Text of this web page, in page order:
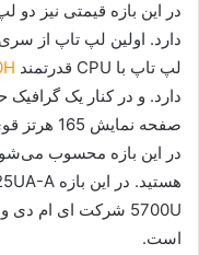
در این بازه قیمتی نیز
لپ تاپ با CPU قدرتمند
صفحه
در این بازه محسوب
است.